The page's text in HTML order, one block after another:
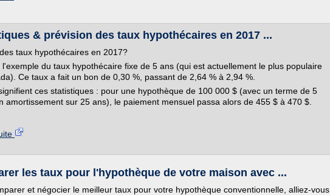
& prévision des taux hypothécaires en 2017 ...
taux hypothécaires en 2017?
l'exemple du taux hypothécaire fixe de 5 ans (qui est actuellement le plus populaire
Ce taux a fait un bon de 0,30 %, passant de 2,64 % à 2,94 %.
ces statistiques : pour une hypothèque de 100 000 $ (avec un terme de 5
amortissement sur 25 ans), le paiement mensuel passa alors de 455 $ à 470 $.
les taux pour l'hypothèque de votre maison avec ...
et négocier le meilleur taux pour votre hypothèque conventionnelle, alliez-vous